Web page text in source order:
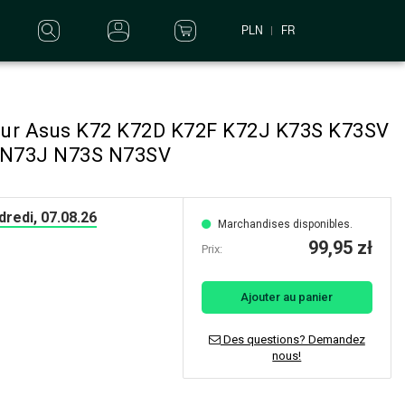
PLN FR
Asus K72 K72D K72F K72J K73S K73SV
N73S N73SV
07.08.26 Marchandises disponibles.
Prix: 99,95 zł
Ajouter au panier
Des questions? Demandez
nous!